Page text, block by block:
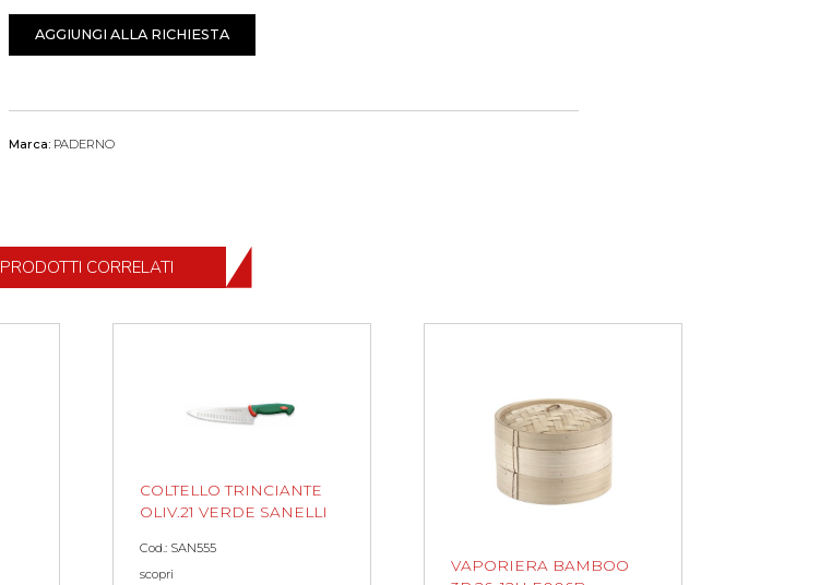
AGGIUNGI ALLA RICHIESTA
Marca: PADERNO
PRODOTTI CORRELATI
COLTELLO TRINCIANTE
OLIV.21 VERDE SANELLI
Cod.: SAN555
scopri
VAPORIERA BAMBOO